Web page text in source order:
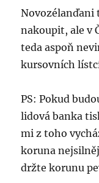
Novozélanďani
nakoupit, ale v
teda aspoň
kursovních
PS: Pokud
lidová banka
mi z toho
koruna
držte korunu